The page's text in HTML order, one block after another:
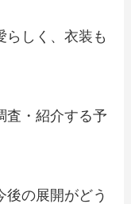
らしく、衣装も
査・紹介する予
後の展開がどう